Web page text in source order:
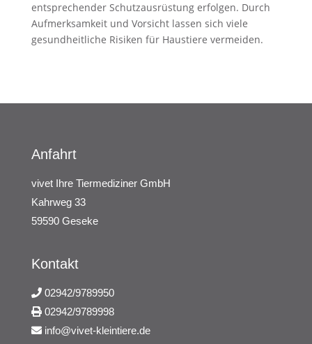
entsprechender Schutzausrüstung erfolgen. Durch
Aufmerksamkeit und Vorsicht lassen sich viele
gesundheitliche Risiken für Haustiere vermeiden.
Anfahrt
vivet Ihre Tiermediziner GmbH
Kahrweg 33
59590 Geseke
Kontakt
02942/9789950
02942/9789998
info@vivet-kleintiere.de